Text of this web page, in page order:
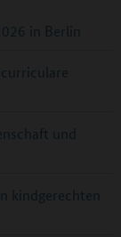
in Berlin
und
kindgerechten